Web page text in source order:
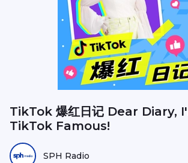
TikTok 爆红日记 Dear Diary,
TikTok Famous!
SPH Radio